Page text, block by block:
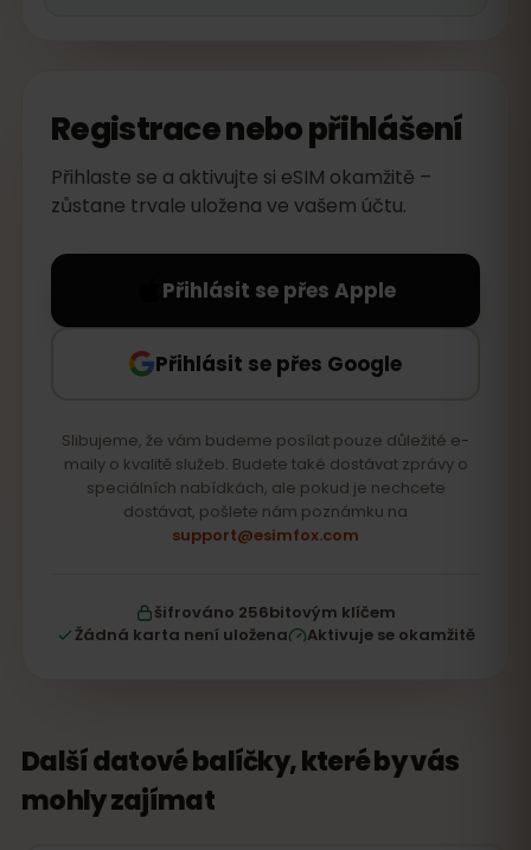
Registrace nebo přihlášení
Přihlaste se a aktivujte si eSIM okamžitě –
zůstane trvale uložena ve vašem účtu.
Přihlásit se přes Apple
Přihlásit se přes Google
Slibujeme, že vám budeme posílat pouze důležité e-
maily o kvalitě služeb. Budete také dostávat zprávy o
speciálních nabídkách, ale pokud je nechcete
dostávat, pošlete nám poznámku na
support@esimfox.com
šifrováno 256bitovým klíčem
Žádná karta není uložena
Aktivuje se okamžitě
Další datové balíčky, které by vás
mohly zajímat